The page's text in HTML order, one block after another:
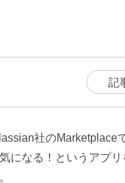
記
社のMarketplace
になる！というアプ